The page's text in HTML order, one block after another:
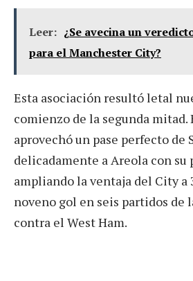
Leer: ¿Se avecina un
para el Manchester City?
Esta asociación resultó letal
comienzo de la segunda mitad.
aprovechó un pase perfecto de
delicadamente a Areola con su
ampliando la ventaja del City a
noveno gol en seis partidos de
contra el West Ham.